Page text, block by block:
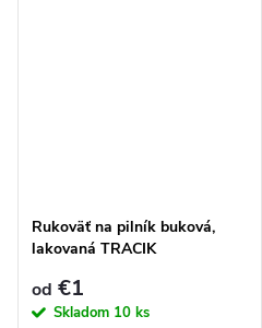
Rukoväť na pilník buková,
lakovaná TRACIK
od €1
Skladom 10 ks